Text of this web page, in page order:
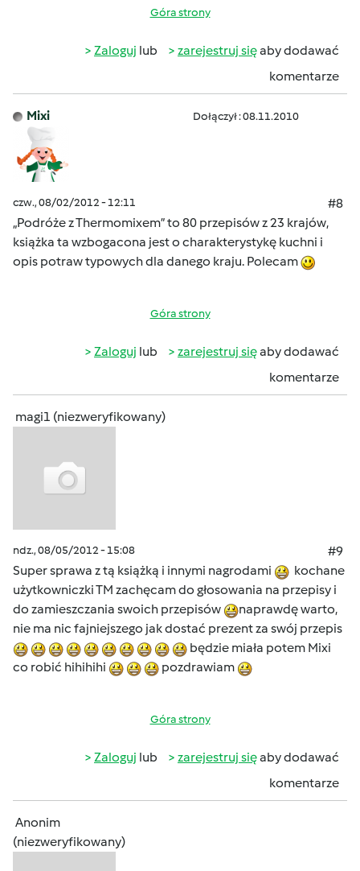
Góra strony
Zaloguj lub zarejestruj sięaby dodawać
komentarze
Mixi Dołączył : 08.11.2010
czw., 08/02/2012 - 12:11
#8
„Podróże z Thermomixem” to 80 przepisów z 23 krajów,
książka ta wzbogacona jest o charakterystykę kuchni i
opis potraw typowych dla danego kraju. Polecam
Góra strony
Zaloguj lub zarejestruj sięaby dodawać
komentarze
magi1 (niezweryfikowany)
ndz., 08/05/2012 - 15:08
#9
Super sprawa z tą książką i innymi nagrodami
kochane
użytkowniczki TM zachęcam do głosowania na przepisy i
do zamieszczania swoich przepisów
naprawdę warto,
nie ma nic fajniejszego jak dostać prezent za swój przepis
będzie miała potem Mixi
co robić hihihihi
pozdrawiam
Góra strony
Zaloguj lub zarejestruj sięaby dodawać
komentarze
Anonim
(niezweryfikowany)